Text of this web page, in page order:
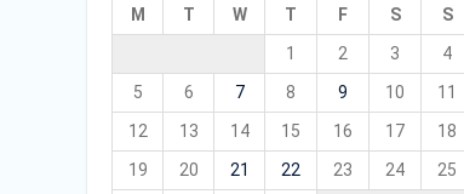
M
T W T F S
S
1
2 3
4
5
6 7 8 9 10
11
12
13 14 15 16 17
18
19
20 21 22 23 24
25